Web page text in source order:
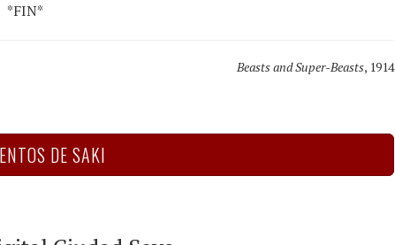
*FIN*
Beasts and Super-Beasts, 1914
DE SAKI